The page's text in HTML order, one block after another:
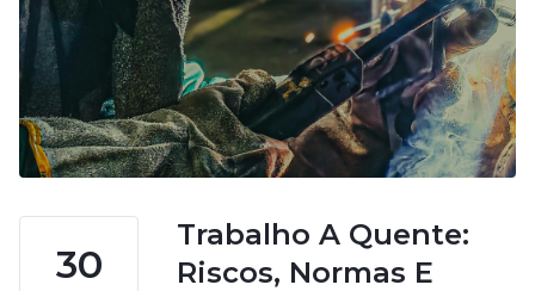
30
Trabalho A Quente:
Riscos, Normas E